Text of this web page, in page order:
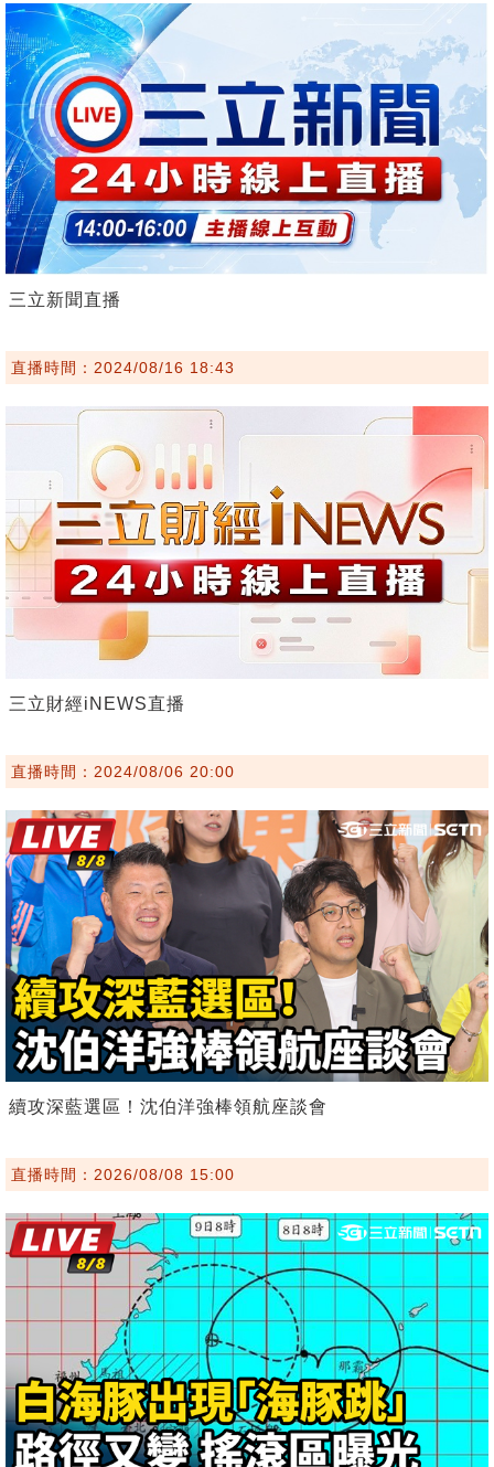
三立新聞直播
直播時間：2024/08/16 18:43
三立財經iNEWS直播
直播時間：2024/08/06 20:00
續攻深藍選區！沈伯洋強棒領航座談會
直播時間：2026/08/08 15:00